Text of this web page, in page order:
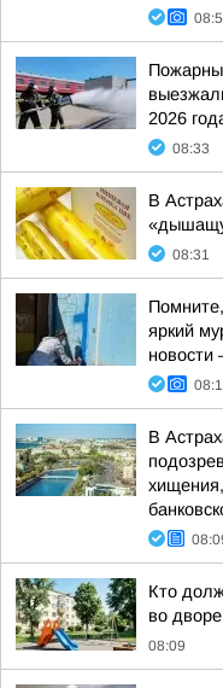
2026
08:33
В
08:31
яркий
новости
В
Кто
во
08:09